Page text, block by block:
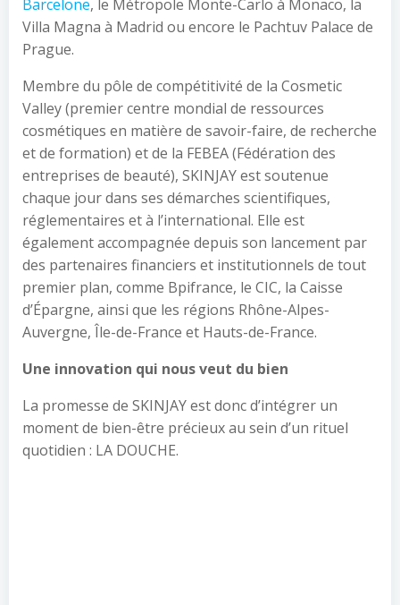
Barcelone, le Métropole Monte-Carlo à Monaco, la
Villa Magna à Madrid ou encore le Pachtuv Palace de
Prague.
Membre du pôle de compétitivité de la Cosmetic
Valley (premier centre mondial de ressources
cosmétiques en matière de savoir-faire, de recherche
et de formation) et de la FEBEA (Fédération des
entreprises de beauté), SKINJAY est soutenue
chaque jour dans ses démarches scientifiques,
réglementaires et à l’international. Elle est
également accompagnée depuis son lancement par
des partenaires financiers et institutionnels de tout
premier plan, comme Bpifrance, le CIC, la Caisse
d’Épargne, ainsi que les régions Rhône-Alpes-
Auvergne, Île-de-France et Hauts-de-France.
Une innovation qui nous veut du bien
La promesse de SKINJAY est donc d’intégrer un
moment de bien-être précieux au sein d’un rituel
quotidien : LA DOUCHE.